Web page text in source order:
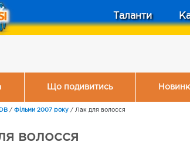
Таланти
Що подивитись
/ Фільми 2007 року / Лак для волосся
волосся